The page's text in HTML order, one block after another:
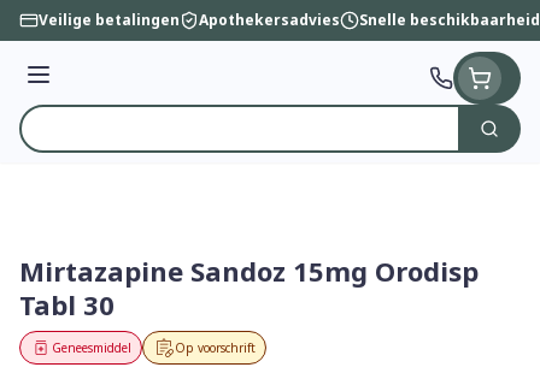
Ga naar de inhoud
Veilige betalingen Apothekersadvies Snelle beschikbaarheid
Menu
Product, merk, categorie...
Zoek
Mirtazapine Sandoz 15mg Orodisp
Tabl 30
Op voorschrift
Geneesmiddel